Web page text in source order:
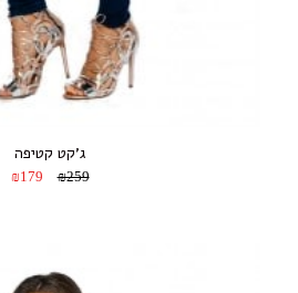
ג’קט קטיפה
₪259
₪179